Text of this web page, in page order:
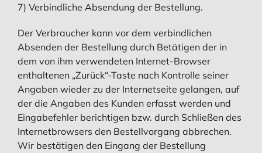
7) Verbindliche Absendung der Bestellung.
Der Verbraucher kann vor dem verbindlichen
Absenden der Bestellung durch Betätigen der in
dem von ihm verwendeten Internet-Browser
enthaltenen „Zurück“-Taste nach Kontrolle seiner
Angaben wieder zu der Internetseite gelangen, auf
der die Angaben des Kunden erfasst werden und
Eingabefehler berichtigen bzw. durch Schließen des
Internetbrowsers den Bestellvorgang abbrechen.
Wir bestätigen den Eingang der Bestellung